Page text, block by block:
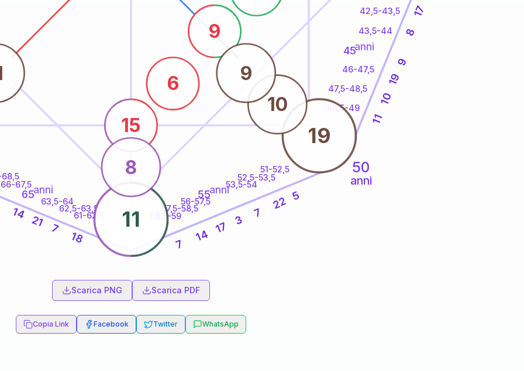
50
anni
anni
42,5-43,5
43,5-44
46-47,5
47,5-48,5
48,5-49
51-52,5
52,5-53,5
53,5-54
56-57,5
57,5-58,5
58,5-59
61-62,5
62,5-63,5
63,5-64
66-67,5
68,5
17
8
9
19
10
11
5
22
7
3
17
14
7
18
7
21
14 11
19
15
6
9
8
10
9
45anni
55anni
65anni
Scarica PNG Scarica PDF
Copia Link Facebook Twitter WhatsApp